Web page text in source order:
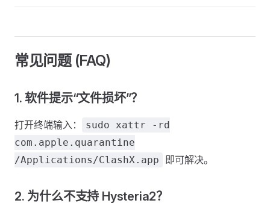
常见问题 (FAQ)
1. 软件提示“文件损坏”？
打开终端输入：
sudo xattr -rd
com.apple.quarantine
/Applications/ClashX.app
即可解决。
2. 为什么不支持 Hysteria2？